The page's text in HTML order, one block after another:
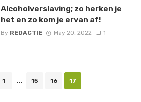
Alcoholverslaving; zo herken je
het en zo kom je ervan af!
By REDACTIE May 20, 2022 1
1 ... 15 16 17